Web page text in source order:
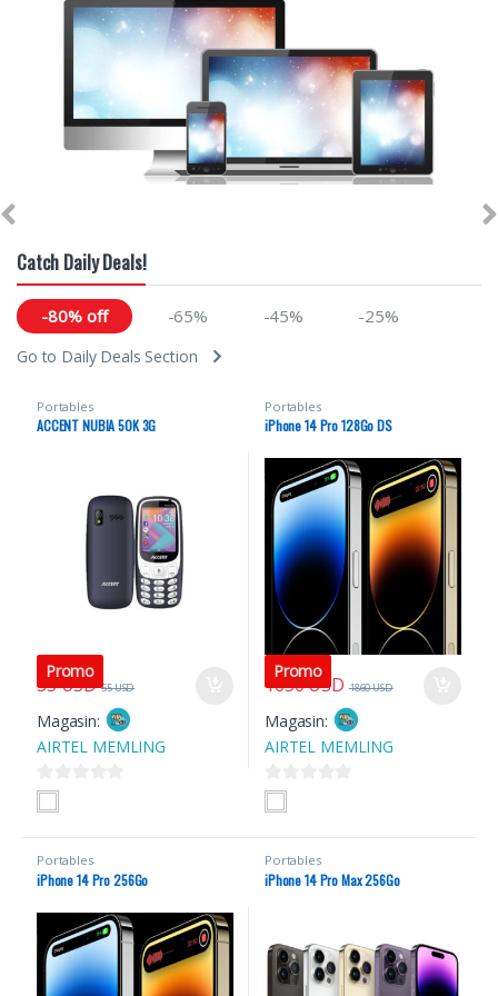
Catch Daily Deals!
-80% off -65% -45% -25%
Go to Daily Deals Section
Portables
ACCENT NUBIA 50K 3G
Promo
35USD 55USD
Magasin:
AIRTEL MEMLING
0
r
Portables
iPhone 14 Pro 128Go DS
Promo
1650USD 1860USD
Magasin:
AIRTEL MEMLING
0
r
Portables
iPhone 14 Pro 256Go
Portables
iPhone 14 Pro Max 256Go